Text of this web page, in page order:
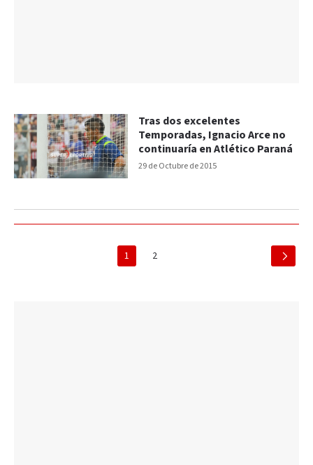
29 de Octubre de 2015
Tras dos excelentes
Temporadas, Ignacio Arce no
continuaría en Atlético Paraná
1 2